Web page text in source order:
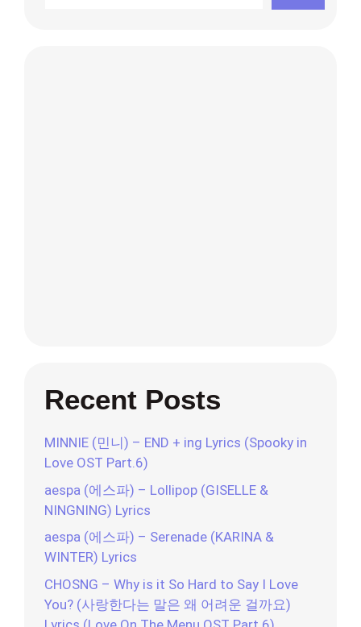
Recent Posts
MINNIE (민니) – END + ing Lyrics (Spooky in
Love OST Part.6)
aespa (에스파) – Lollipop (GISELLE &
NINGNING) Lyrics
aespa (에스파) – Serenade (KARINA &
WINTER) Lyrics
CHOSNG – Why is it So Hard to Say I Love
You? (사랑한다는 말은 왜 어려운 걸까요)